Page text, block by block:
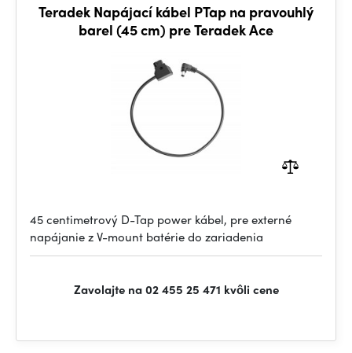
Teradek Napájací kábel PTap na pravouhlý
barel (45 cm) pre Teradek Ace
45 centimetrový D-Tap power kábel, pre externé
napájanie z V-mount batérie do zariadenia
Zavolajte na 02 455 25 471 kvôli cene